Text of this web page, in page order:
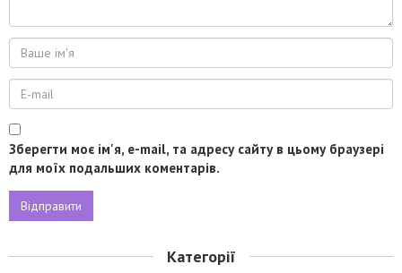
Зберегти моє ім'я, e-mail, та адресу сайту в цьому браузері
для моїх подальших коментарів.
Категорії